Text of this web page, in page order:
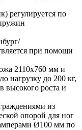
регулируется по
при помощи
2110x760 мм и
нагрузку до 200 кг,
высокого роста и
из
опорой для ног
Ø100 мм по